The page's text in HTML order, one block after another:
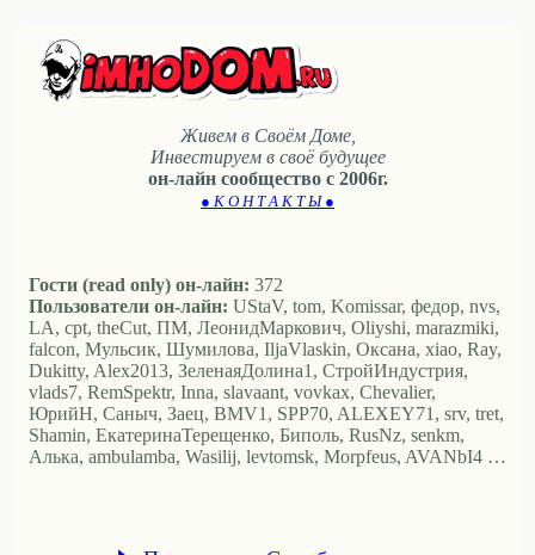
Живем в Своём Доме,
Инвестируем в своё будущее
он-лайн сообщество с 2006г.
● К О Н Т А К Т Ы ●
Гости (read only) он-лайн: 372
Пользователи он-лайн: UStaV, tom, Komissar, федор, nvs,
LA, cpt, theCut, ПМ, ЛеонидМаркович, Oliyshi, marazmiki,
falcon, Мульсик, Шумилова, IljaVlaskin, Оксана, xiao, Ray,
Dukitty, Alex2013, ЗеленаяДолина1, СтройИндустрия,
vlads7, RemSpektr, Inna, slavaant, vovkax, Chevalier,
ЮрийН, Саныч, Заец, BMV1, SPP70, ALEXEY71, srv, tret,
Shamin, ЕкатеринаТерещенко, Биполь, RusNz, senkm,
Алька, ambulamba, Wasilij, levtomsk, Morpfeus, AVANbI4 …